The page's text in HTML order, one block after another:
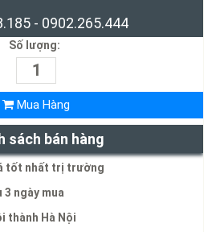
- 0902.265.444
Số lượng:
Mua Hàng
sách bán hàng
tốt nhất trị trường
ngày mua
thành Hà Nội